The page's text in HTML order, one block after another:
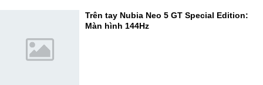
Trên tay Nubia Neo 5 GT Special Edition:
Màn hình 144Hz